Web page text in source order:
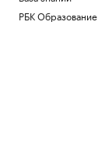
РБК Образование